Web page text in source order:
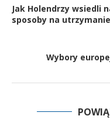
Jak Holendrzy wsiedli
sposoby na
Wybory